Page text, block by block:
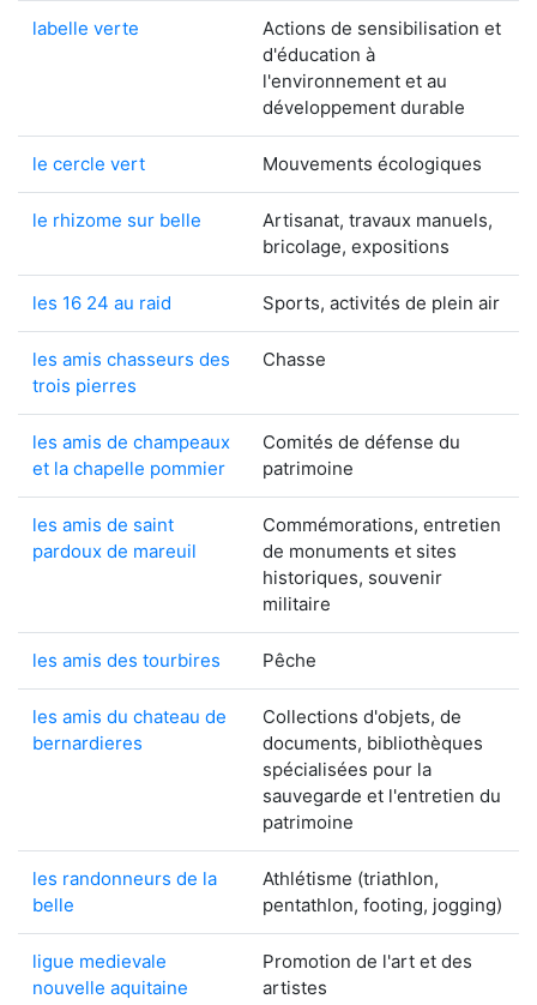
labelle verte
Actions de sensibilisation et
d'éducation à
l'environnement et au
développement durable
le cercle vert Mouvements écologiques
le rhizome sur belle
Artisanat, travaux manuels,
bricolage, expositions
les 16 24 au raid Sports, activités de plein air
les amis chasseurs des
trois pierres
Chasse
les amis de champeaux
et la chapelle pommier
Comités de défense du
patrimoine
les amis de saint
pardoux de mareuil
Commémorations, entretien
de monuments et sites
historiques, souvenir
militaire
les amis des tourbires Pêche
les amis du chateau de
bernardieres
Collections d'objets, de
documents, bibliothèques
spécialisées pour la
sauvegarde et l'entretien du
patrimoine
les randonneurs de la
belle
Athlétisme (triathlon,
pentathlon, footing, jogging)
ligue medievale
nouvelle aquitaine
Promotion de l'art et des
artistes